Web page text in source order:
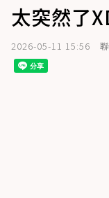
太突然了
2026-05-11 15:56